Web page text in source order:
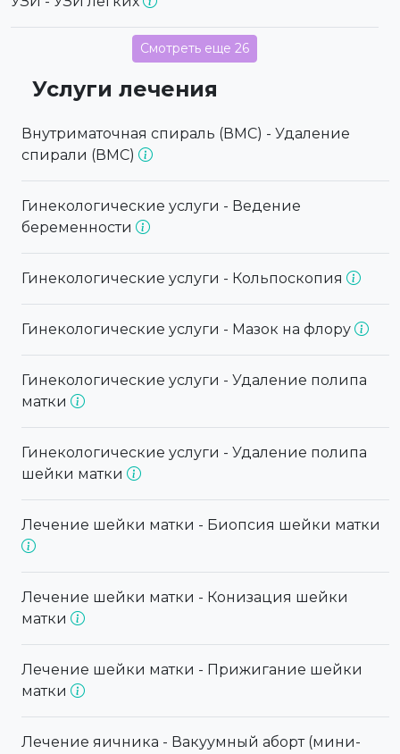
Смотреть еще 26
Услуги лечения
Внутриматочная спираль (ВМС) - Удаление
спирали (ВМС)
Гинекологические услуги - Ведение
беременности
Гинекологические услуги - Кольпоскопия
Гинекологические услуги - Мазок на флору
Гинекологические услуги - Удаление полипа
матки
Гинекологические услуги - Удаление полипа
шейки матки
Лечение шейки матки - Биопсия шейки матки
Лечение шейки матки - Конизация шейки
матки
Лечение шейки матки - Прижигание шейки
матки
Лечение яичника - Вакуумный аборт (мини-